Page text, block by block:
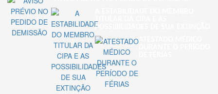
POSSIBILIDADES DE SUA EXTINÇÃO